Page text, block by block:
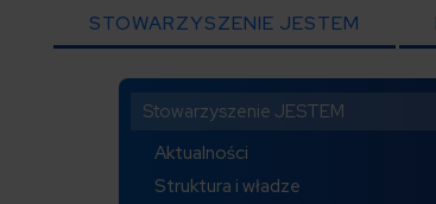
STOWARZYSZENIE JESTEM
Stowarzyszenie JESTEM
Aktualności
Struktura i władze